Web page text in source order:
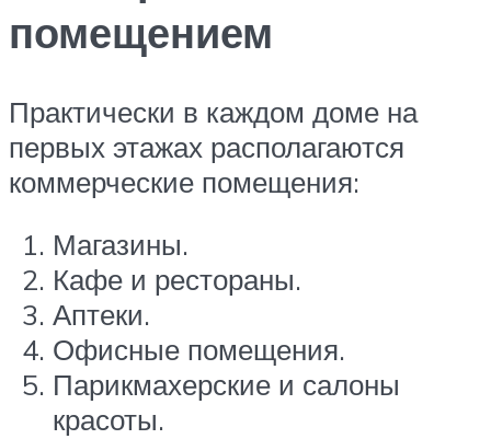
помещением
Практически в каждом доме на
первых этажах располагаются
коммерческие помещения:
Магазины.
Кафе и рестораны.
Аптеки.
Офисные помещения.
Парикмахерские и салоны
красоты.